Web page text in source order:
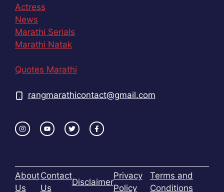
Actress
News
Marathi Serials
Marathi Natak
Quotes Marathi
rangmarathicontact@gmail.com
About
Us
Contact
Us
Disclaimer
Privacy
Policy
Terms and
Conditions